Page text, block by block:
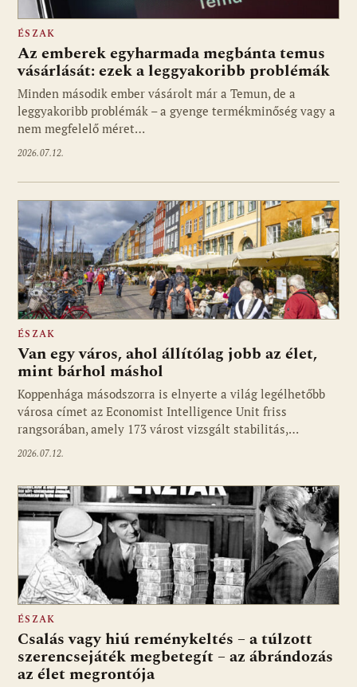
ÉSZAK
Az emberek egyharmada megbánta temus
vásárlását: ezek a leggyakoribb problémák
Minden második ember vásárolt már a Temun, de a
leggyakoribb problémák – a gyenge termékminőség vagy a
nem megfelelő méret…
2026.07.12.
ÉSZAK
Van egy város, ahol állítólag jobb az élet,
mint bárhol máshol
Koppenhága másodszorra is elnyerte a világ legélhetőbb
városa címet az Economist Intelligence Unit friss
rangsorában, amely 173 várost vizsgált stabilitás,…
2026.07.12.
ÉSZAK
Csalás vagy hiú reménykeltés – a túlzott
szerencsejáték megbetegít – az ábrándozás
az élet megrontója